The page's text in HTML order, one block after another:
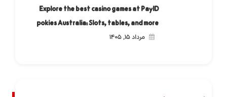
Explore the best casino games at PayID
pokies Australia: Slots, tables, and more
مرداد ۱۵, ۱۴۰۵